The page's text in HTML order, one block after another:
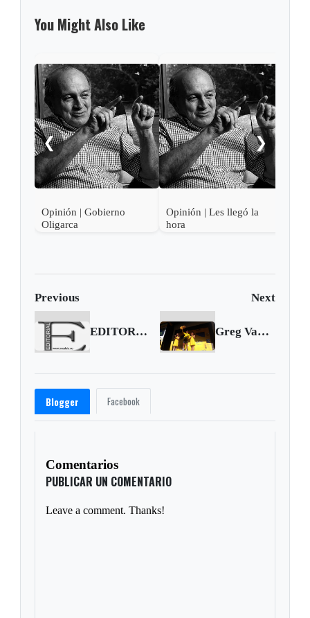
You Might Also Like
❮
Opinión | Gobierno
Oligarca
Opinión | Les llegó la
hora
❯
Previous Next
EDITORIAL | Se cumple un mes del paro camionero, Gobierno no da soluciones Greg Van Avermaet ganó la quinta etapa y es el nuevo líder del Tour de Francia
Blogger Facebook
Comentarios
PUBLICAR UN COMENTARIO
Leave a comment. Thanks!